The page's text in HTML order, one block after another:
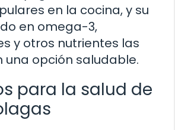
en la cocina, y su
en omega-3,
y otros nutrientes las
una opción saludable.
para la salud de